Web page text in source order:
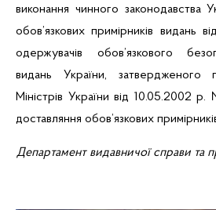
виконання чинного законодавства
обов’язкових примірників видань
одержувачів обов’язкового
видань України, затвердженого
Міністрів України від
доставляння обов’язкових
Департамент видавничої справи та